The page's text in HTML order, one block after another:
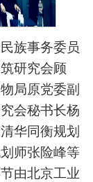
族事务委员
研究会顾
局原党委副
会秘书长杨
华同衡规划
师张险峰等
由北京工业